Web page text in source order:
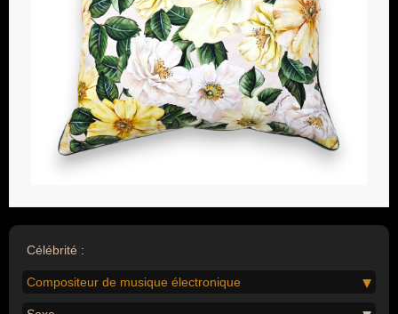
Célébrité :
Compositeur de musique électronique